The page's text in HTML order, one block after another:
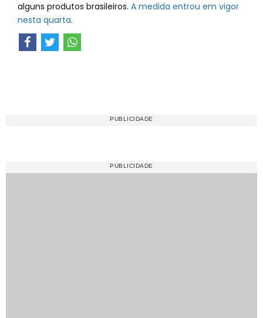
alguns produtos brasileiros. A medida entrou em vigor
nesta quarta.